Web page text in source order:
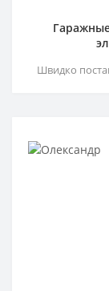
Швидко